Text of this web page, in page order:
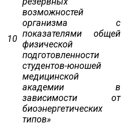
10
возможностей
организма с
показателями общей
физической
подготовленности
студентов-юношей
медицинской
академии в
зависимости от
биоэнергетических
типов»